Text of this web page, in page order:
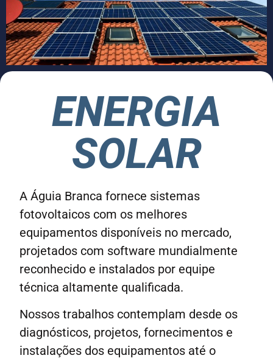
ENERGIA
SOLAR
A Águia Branca fornece sistemas
fotovoltaicos com os melhores
equipamentos disponíveis no mercado,
projetados com software mundialmente
reconhecido e instalados por equipe
técnica altamente qualificada.
Nossos trabalhos contemplam desde os
diagnósticos, projetos, fornecimentos e
instalações dos equipamentos até o